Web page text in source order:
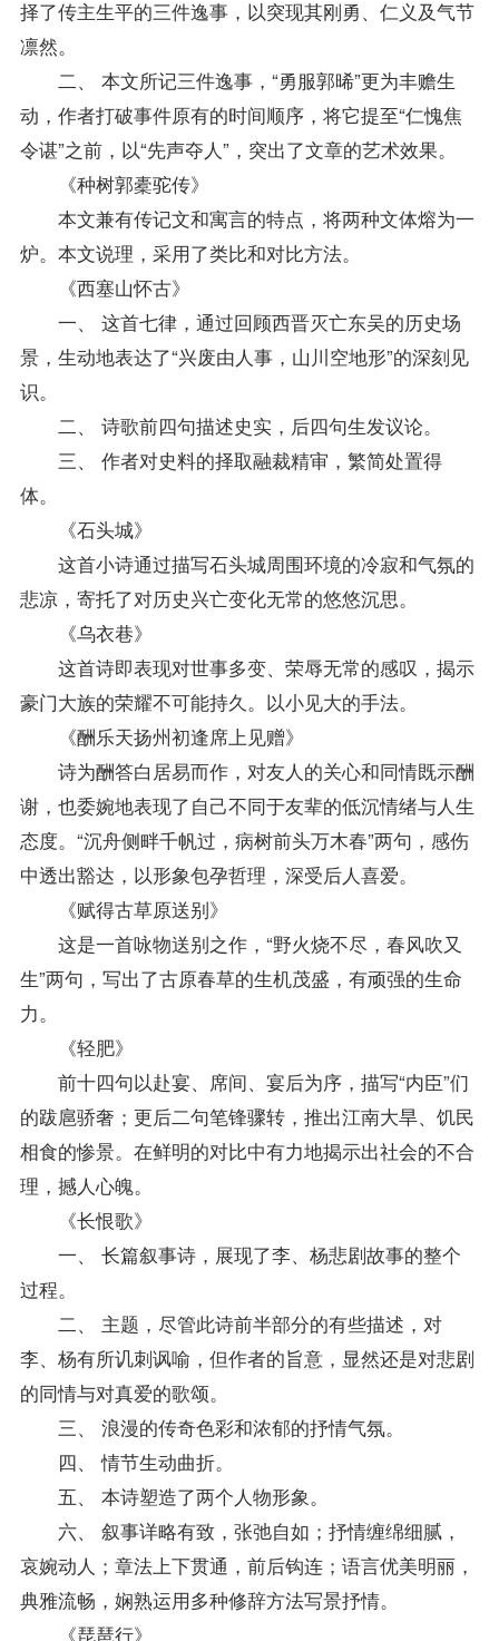
择了传主生平的三件逸事，以突现其刚勇、仁义及气节
凛然。
二、 本文所记三件逸事，“勇服郭晞”更为丰赡生
动，作者打破事件原有的时间顺序，将它提至“仁愧焦
令谌”之前，以“先声夺人”，突出了文章的艺术效果。
《种树郭橐驼传》
本文兼有传记文和寓言的特点，将两种文体熔为一
炉。本文说理，采用了类比和对比方法。
《西塞山怀古》
一、 这首七律，通过回顾西晋灭亡东吴的历史场
景，生动地表达了“兴废由人事，山川空地形”的深刻见
识。
二、 诗歌前四句描述史实，后四句生发议论。
三、 作者对史料的择取融裁精审，繁简处置得
体。
《石头城》
这首小诗通过描写石头城周围环境的冷寂和气氛的
悲凉，寄托了对历史兴亡变化无常的悠悠沉思。
《乌衣巷》
这首诗即表现对世事多变、荣辱无常的感叹，揭示
豪门大族的荣耀不可能持久。以小见大的手法。
《酬乐天扬州初逢席上见赠》
诗为酬答白居易而作，对友人的关心和同情既示酬
谢，也委婉地表现了自己不同于友辈的低沉情绪与人生
态度。“沉舟侧畔千帆过，病树前头万木春”两句，感伤
中透出豁达，以形象包孕哲理，深受后人喜爱。
《赋得古草原送别》
这是一首咏物送别之作，“野火烧不尽，春风吹又
生”两句，写出了古原春草的生机茂盛，有顽强的生命
力。
《轻肥》
前十四句以赴宴、席间、宴后为序，描写“内臣”们
的跋扈骄奢；更后二句笔锋骤转，推出江南大旱、饥民
相食的惨景。在鲜明的对比中有力地揭示出社会的不合
理，撼人心魄。
《长恨歌》
一、 长篇叙事诗，展现了李、杨悲剧故事的整个
过程。
二、 主题，尽管此诗前半部分的有些描述，对
李、杨有所讥刺讽喻，但作者的旨意，显然还是对悲剧
的同情与对真爱的歌颂。
三、 浪漫的传奇色彩和浓郁的抒情气氛。
四、 情节生动曲折。
五、 本诗塑造了两个人物形象。
六、 叙事详略有致，张弛自如；抒情缠绵细腻，
哀婉动人；章法上下贯通，前后钩连；语言优美明丽，
典雅流畅，娴熟运用多种修辞方法写景抒情。
《琵琶行》